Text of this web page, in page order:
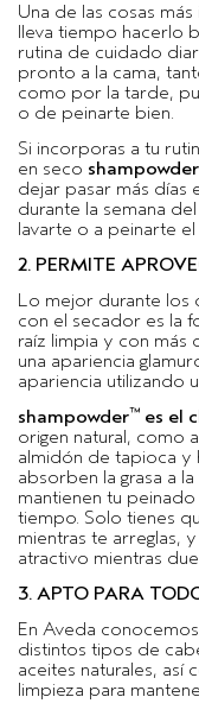
Una de las cosas
lleva tiempo hacerlo
rutina de cuidado
pronto a la cama,
como por la tarde,
o de peinarte bien.
Si incorporas a tu
en seco shampowder
dejar pasar más días
durante la semana
lavarte o a peinarte
2. PERMITE
Lo mejor durante los
con el secador es la
raíz limpia y con más
una apariencia
apariencia utilizando
shampowder™ es el
origen natural, como
almidón de tapioca y
absorben la grasa a
mantienen tu
tiempo. Solo tienes
mientras te arreglas,
atractivo mientras
3. APTO PARA
En Aveda
distintos tipos de
aceites naturales, así
limpieza para